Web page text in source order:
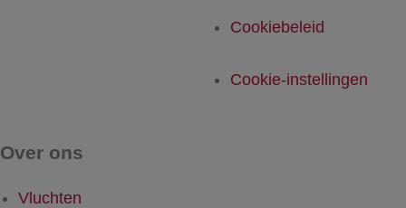
Cookiebeleid
Cookie-instellingen
Over ons
Vluchten